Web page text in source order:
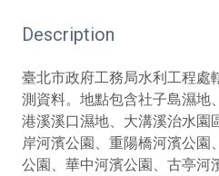
Description
臺北市政府工務局水利工程處
測資料。地點包含社子島濕地
港溪溪口濕地、大溝溪治水園
岸河濱公園、重陽橋河濱公園
公園、華中河濱公園、古亭河